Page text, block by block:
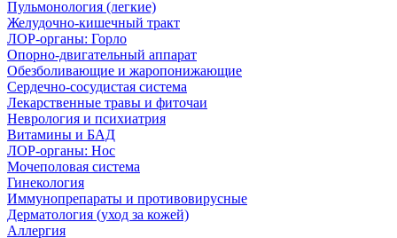
Пульмонология (легкие)
Желудочно-кишечный тракт
ЛОР-органы: Горло
Опорно-двигательный аппарат
Обезболивающие и жаропонижающие
Сердечно-сосудистая система
Лекарственные травы и фиточаи
Неврология и психиатрия
Витамины и БАД
ЛОР-органы: Нос
Мочеполовая система
Гинекология
Иммунопрепараты и противовирусные
Дерматология (уход за кожей)
Аллергия